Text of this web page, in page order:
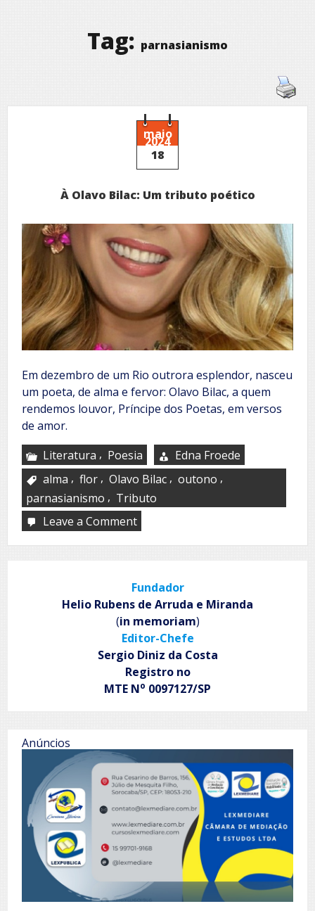
Tag: parnasianismo
maio
2024
18
À Olavo Bilac: Um tributo poético
Em dezembro de um Rio outrora esplendor, nasceu
um poeta, de alma e fervor: Olavo Bilac, a quem
rendemos louvor, Príncipe dos Poetas, em versos
de amor.
Literatura , Poesia
Edna Froede
alma , flor , Olavo Bilac , outono ,
parnasianismo , Tributo
Leave a Commenton
Olavo
tributo
poético
Fundador
Helio Rubens de Arruda e Miranda
(in memoriam)
Editor-Chefe
Sergio Diniz da Costa
Registro no
MTE No 0097127/SP
Anúncios